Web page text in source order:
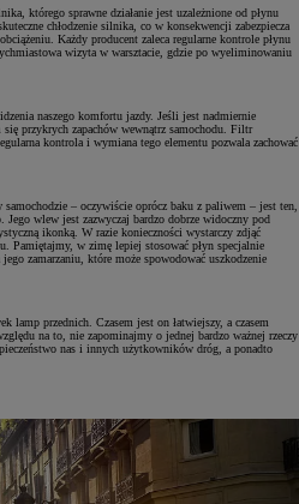
którego sprawne działanie jest uzależnione od płynu
chłodzenie silnika, co w konsekwencji zabezpiecza
Każdy producent zaleca regularne kontrole płynu
wizyta w warsztacie, gdzie po wyeliminowaniu
naszego komfortu jazdy. Jeśli jest nadmiernie
przykrych zapachów wewnątrz samochodu. Filtr
kontrola i wymiana tego elementu pozwala zachować
– oczywiście oprócz baku z paliwem – jest ten,
wlew jest zazwyczaj bardzo dobrze widoczny pod
ikonką. W razie konieczności wystarczy zdjąć
Pamiętajmy, w zimę lepiej stosować płyn specjalnie
zamarzaniu, które może spowodować uszkodzenie
lamp przednich. Czasem jest on łatwiejszy, a czasem
na to, nie zapominajmy o jednej bardzo ważnej rzeczy
nas i innych użytkowników dróg, a ponadto